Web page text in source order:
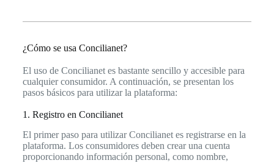
¿Cómo se usa Concilianet?
El uso de Concilianet es bastante sencillo y accesible para
cualquier consumidor. A continuación, se presentan los
pasos básicos para utilizar la plataforma:
1. Registro en Concilianet
El primer paso para utilizar Concilianet es registrarse en la
plataforma. Los consumidores deben crear una cuenta
proporcionando información personal, como nombre,